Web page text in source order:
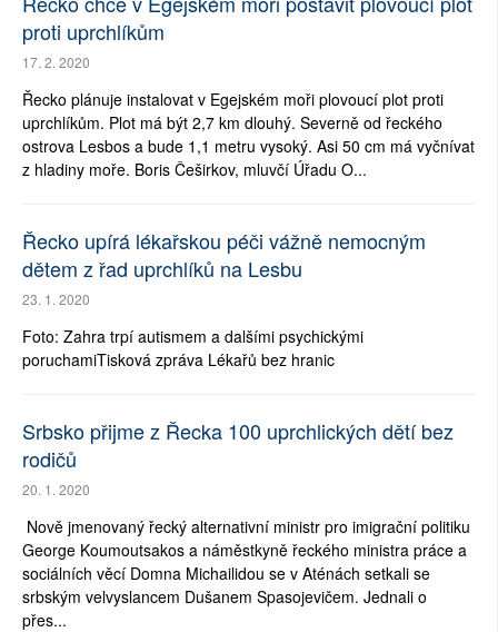
proti uprchlíkům
17. 2. 2020
Řecko plánuje instalovat v Egejském moři plovoucí plot proti
uprchlíkům. Plot má být 2,7 km dlouhý. Severně od řeckého
ostrova Lesbos a bude 1,1 metru vysoký. Asi 50 cm má vyčnívat
z hladiny moře. Boris Češirkov, mluvčí Úřadu O...
Řecko upírá lékařskou péči vážně nemocným
dětem z řad uprchlíků na Lesbu
23. 1. 2020
Foto: Zahra trpí autismem a dalšími psychickými
poruchamiTisková zpráva Lékařů bez hranic
Srbsko přijme z Řecka 100 uprchlických dětí bez
rodičů
20. 1. 2020
Nově jmenovaný řecký alternativní ministr pro imigrační politiku
George Koumoutsakos a náměstkyně řeckého ministra práce a
sociálních věcí Domna Michailidou se v Aténách setkali se
srbským velvyslancem Dušanem Spasojevičem. Jednali o
přes...